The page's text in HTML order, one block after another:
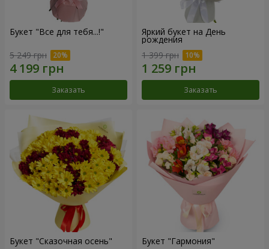
Букет "Все для тебя...!"
5 249 грн
Заказать
Яркий букет на День
рождения
1 399 грн
Заказать
Букет "Сказочная осень" Букет "Гармония"